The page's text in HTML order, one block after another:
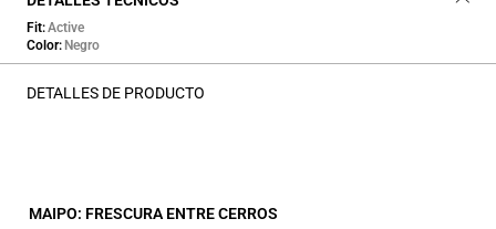
Fit Active
Color Negro
DETALLES DE PRODUCTO
MAIPO: FRESCURA ENTRE CERROS